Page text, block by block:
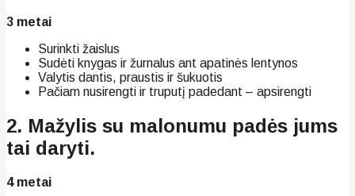
3 metai
Surinkti žaislus
Sudėti knygas ir žurnalus ant apatinės lentynos
Valytis dantis, praustis ir šukuotis
Pačiam nusirengti ir truputį padedant – apsirengti
2. Mažylis su malonumu padės jums
tai daryti.
4 metai